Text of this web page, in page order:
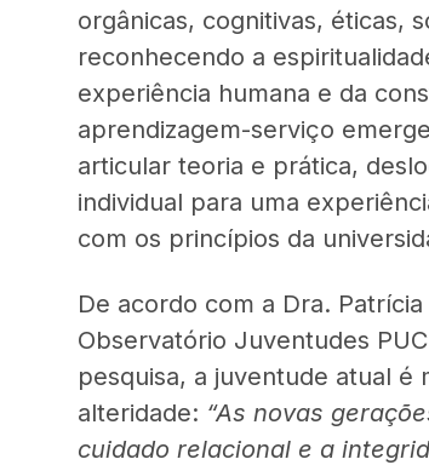
orgânicas, cognitivas, éticas,
reconhecendo a
experiência humana e da
aprendizagem-serviço
articular teoria e prática,
individual para uma
com os princípios da
De acordo com a Dra.
Observatório Juventudes
pesquisa, a juventude atual
alteridade: “As novas
cuidado relacional e a